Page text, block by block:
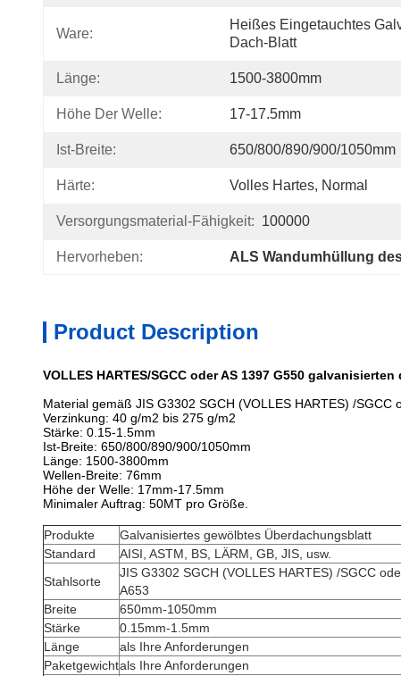
Ware:
Heißes Eingetauchtes
Dach-Blatt
Länge: 1500-3800mm
Höhe Der Welle: 17-17.5mm
Ist-Breite: 650/800/890/900/1050mm
Härte: Volles Hartes, Normal
Versorgungsmaterial-Fähigkeit: 100000
Hervorheben: ALS Wandumhüllung
Product Description
VOLLES HARTES/SGCC oder AS 1397 G550
Material gemäß JIS G3302 SGCH (VOLLES HARTES) /SGCC
Verzinkung: 40 g/m2 bis 275 g/m2
Stärke: 0.15-1.5mm
Ist-Breite: 650/800/890/900/1050mm
Länge: 1500-3800mm
Wellen-Breite: 76mm
Höhe der Welle: 17mm-17.5mm
Minimaler Auftrag: 50MT pro Größe.
Produkte
Galvanisiertes gewölbtes Überdachungsblatt
Standard
AISI, ASTM, BS, LÄRM, GB, JIS, usw.
Stahlsorte
JIS G3302 SGCH (VOLLES HARTES) /SGCC
A653
Breite
650mm-1050mm
Stärke
0.15mm-1.5mm
Länge
als Ihre Anforderungen
Paketgewichtals Ihre Anforderungen